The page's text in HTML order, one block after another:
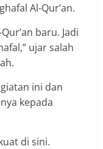
Al-Qur’an.
baru. Jadi
ujar salah
ini dan
kepada
di sini.